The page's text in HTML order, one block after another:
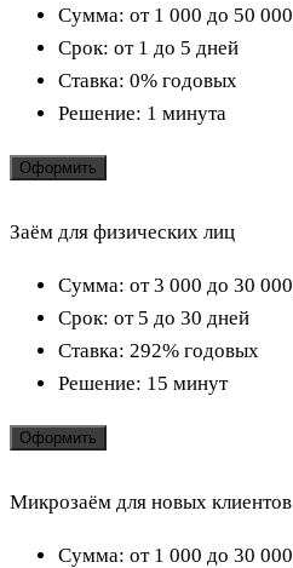
Сумма: от 1 000 до 50 000
Срок: от 1 до 5 дней
Ставка: 0% годовых
Решение: 1 минута
Оформить
Заём для физических лиц
Сумма: от 3 000 до 30 000
Срок: от 5 до 30 дней
Ставка: 292% годовых
Решение: 15 минут
Оформить
Микрозаём для новых клиентов
Сумма: от 1 000 до 30 000